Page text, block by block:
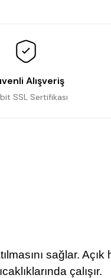
Alışveriş
SSL Sertifikası
sağlar.
çalışır.